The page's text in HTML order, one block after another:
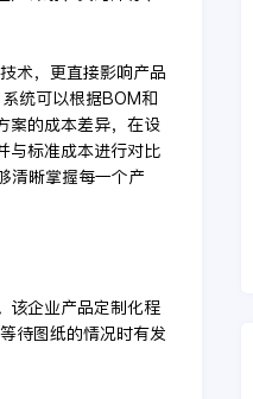
术，更直接影响产品
统可以根据BOM和
案的成本差异，在设
与标准成本进行对比
清晰掌握每一个产
该企业产品定制化程
待图纸的情况时有发